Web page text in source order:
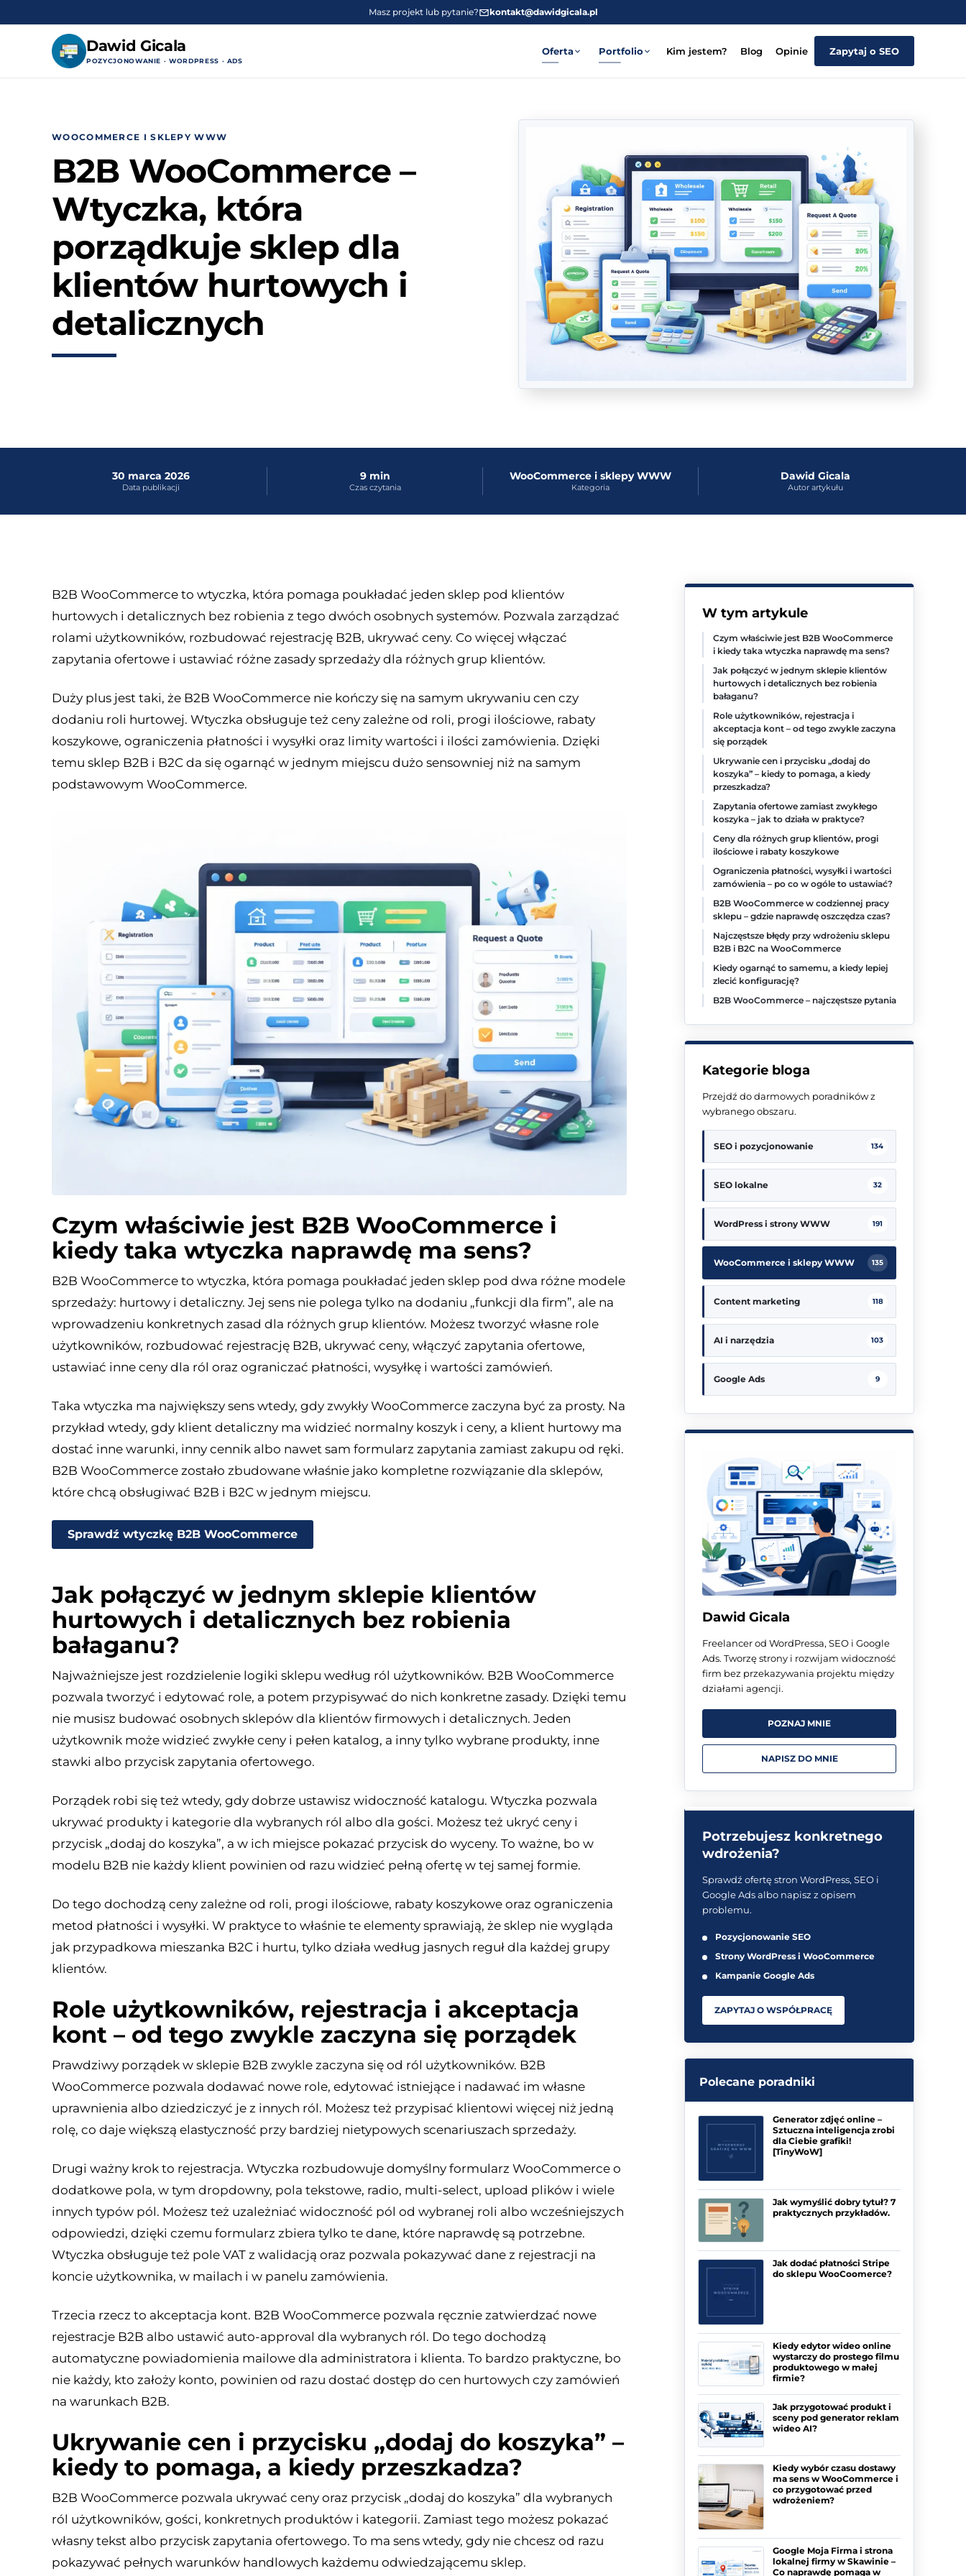
Masz projekt lub pytanie? kontakt@dawidgicala.pl
Dawid Gicala
POZYCJONOWANIE · WORDPRESS · ADS
Oferta Portfolio Kim jestem? Blog Opinie Zapytaj o SEO
WOOCOMMERCE I SKLEPY WWW
B2B WooCommerce –
Wtyczka, która
porządkuje sklep dla
klientów hurtowych i
detalicznych
30 marca 2026
Data publikacji
9 min
Czas czytania
WooCommerce i sklepy WWW
Kategoria
Dawid Gicala
Autor artykułu
B2B WooCommerce to wtyczka, która pomaga poukładać jeden sklep pod klientów
hurtowych i detalicznych bez robienia z tego dwóch osobnych systemów. Pozwala zarządzać
rolami użytkowników, rozbudować rejestrację B2B, ukrywać ceny. Co więcej włączać
zapytania ofertowe i ustawiać różne zasady sprzedaży dla różnych grup klientów.
Duży plus jest taki, że B2B WooCommerce nie kończy się na samym ukrywaniu cen czy
dodaniu roli hurtowej. Wtyczka obsługuje też ceny zależne od roli, progi ilościowe, rabaty
koszykowe, ograniczenia płatności i wysyłki oraz limity wartości i ilości zamówienia. Dzięki
temu sklep B2B i B2C da się ogarnąć w jednym miejscu dużo sensowniej niż na samym
podstawowym WooCommerce.
Czym właściwie jest B2B WooCommerce i
kiedy taka wtyczka naprawdę ma sens?
B2B WooCommerce to wtyczka, która pomaga poukładać jeden sklep pod dwa różne modele
sprzedaży: hurtowy i detaliczny. Jej sens nie polega tylko na dodaniu „funkcji dla firm”, ale na
wprowadzeniu konkretnych zasad dla różnych grup klientów. Możesz tworzyć własne role
użytkowników, rozbudować rejestrację B2B, ukrywać ceny, włączyć zapytania ofertowe,
ustawiać inne ceny dla ról oraz ograniczać płatności, wysyłkę i wartości zamówień.
Taka wtyczka ma największy sens wtedy, gdy zwykły WooCommerce zaczyna być za prosty. Na
przykład wtedy, gdy klient detaliczny ma widzieć normalny koszyk i ceny, a klient hurtowy ma
dostać inne warunki, inny cennik albo nawet sam formularz zapytania zamiast zakupu od ręki.
B2B WooCommerce zostało zbudowane właśnie jako kompletne rozwiązanie dla sklepów,
które chcą obsługiwać B2B i B2C w jednym miejscu.
Sprawdź wtyczkę B2B WooCommerce
Jak połączyć w jednym sklepie klientów
hurtowych i detalicznych bez robienia
bałaganu?
Najważniejsze jest rozdzielenie logiki sklepu według ról użytkowników. B2B WooCommerce
pozwala tworzyć i edytować role, a potem przypisywać do nich konkretne zasady. Dzięki temu
nie musisz budować osobnych sklepów dla klientów firmowych i detalicznych. Jeden
użytkownik może widzieć zwykłe ceny i pełen katalog, a inny tylko wybrane produkty, inne
stawki albo przycisk zapytania ofertowego.
Porządek robi się też wtedy, gdy dobrze ustawisz widoczność katalogu. Wtyczka pozwala
ukrywać produkty i kategorie dla wybranych ról albo dla gości. Możesz też ukryć ceny i
przycisk „dodaj do koszyka”, a w ich miejsce pokazać przycisk do wyceny. To ważne, bo w
modelu B2B nie każdy klient powinien od razu widzieć pełną ofertę w tej samej formie.
Do tego dochodzą ceny zależne od roli, progi ilościowe, rabaty koszykowe oraz ograniczenia
metod płatności i wysyłki. W praktyce to właśnie te elementy sprawiają, że sklep nie wygląda
jak przypadkowa mieszanka B2C i hurtu, tylko działa według jasnych reguł dla każdej grupy
klientów.
Role użytkowników, rejestracja i akceptacja
kont – od tego zwykle zaczyna się porządek
Prawdziwy porządek w sklepie B2B zwykle zaczyna się od ról użytkowników. B2B
WooCommerce pozwala dodawać nowe role, edytować istniejące i nadawać im własne
uprawnienia albo dziedziczyć je z innych ról. Możesz też przypisać klientowi więcej niż jedną
rolę, co daje większą elastyczność przy bardziej nietypowych scenariuszach sprzedaży.
Drugi ważny krok to rejestracja. Wtyczka rozbudowuje domyślny formularz WooCommerce o
dodatkowe pola, w tym dropdowny, pola tekstowe, radio, multi-select, upload plików i wiele
innych typów pól. Możesz też uzależniać widoczność pól od wybranej roli albo wcześniejszych
odpowiedzi, dzięki czemu formularz zbiera tylko te dane, które naprawdę są potrzebne.
Wtyczka obsługuje też pole VAT z walidacją oraz pozwala pokazywać dane z rejestracji na
koncie użytkownika, w mailach i w panelu zamówienia.
Trzecia rzecz to akceptacja kont. B2B WooCommerce pozwala ręcznie zatwierdzać nowe
rejestracje B2B albo ustawić auto-approval dla wybranych ról. Do tego dochodzą
automatyczne powiadomienia mailowe dla administratora i klienta. To bardzo praktyczne, bo
nie każdy, kto założy konto, powinien od razu dostać dostęp do cen hurtowych czy zamówień
na warunkach B2B.
Ukrywanie cen i przycisku „dodaj do koszyka” –
kiedy to pomaga, a kiedy przeszkadza?
B2B WooCommerce pozwala ukrywać ceny oraz przycisk „dodaj do koszyka” dla wybranych
ról użytkowników, gości, konkretnych produktów i kategorii. Zamiast tego możesz pokazać
własny tekst albo przycisk zapytania ofertowego. To ma sens wtedy, gdy nie chcesz od razu
pokazywać pełnych warunków handlowych każdemu odwiedzającemu sklep.
W tym artykule
Czym właściwie jest B2B WooCommerce
i kiedy taka wtyczka naprawdę ma sens?
Jak połączyć w jednym sklepie klientów
hurtowych i detalicznych bez robienia
bałaganu?
Role użytkowników, rejestracja i
akceptacja kont – od tego zwykle zaczyna
się porządek
Ukrywanie cen i przycisku „dodaj do
koszyka” – kiedy to pomaga, a kiedy
przeszkadza?
Zapytania ofertowe zamiast zwykłego
koszyka – jak to działa w praktyce?
Ceny dla różnych grup klientów, progi
ilościowe i rabaty koszykowe
Ograniczenia płatności, wysyłki i wartości
zamówienia – po co w ogóle to ustawiać?
B2B WooCommerce w codziennej pracy
sklepu – gdzie naprawdę oszczędza czas?
Najczęstsze błędy przy wdrożeniu sklepu
B2B i B2C na WooCommerce
Kiedy ogarnąć to samemu, a kiedy lepiej
zlecić konfigurację?
B2B WooCommerce – najczęstsze pytania
Kategorie bloga
Przejdź do darmowych poradników z
wybranego obszaru.
SEO i pozycjonowanie 134
SEO lokalne 32
WordPress i strony WWW 191
WooCommerce i sklepy WWW 135
Content marketing 118
AI i narzędzia 103
Google Ads 9
Dawid Gicala
Freelancer od WordPressa, SEO i Google
Ads. Tworzę strony i rozwijam widoczność
firm bez przekazywania projektu między
działami agencji.
POZNAJ MNIE
NAPISZ DO MNIE
Potrzebujesz konkretnego
wdrożenia?
Sprawdź ofertę stron WordPress, SEO i
Google Ads albo napisz z opisem
problemu.
Pozycjonowanie SEO
Strony WordPress i WooCommerce
Kampanie Google Ads
ZAPYTAJ O WSPÓŁPRACĘ
Polecane poradniki
Generator zdjęć online –
Sztuczna inteligencja zrobi
dla Ciebie grafiki!
[TinyWoW]
Jak wymyślić dobry tytuł? 7
praktycznych przykładów.
Jak dodać płatności Stripe
do sklepu WooCoomerce?
Kiedy edytor wideo online
wystarczy do prostego filmu
produktowego w małej
firmie?
Jak przygotować produkt i
sceny pod generator reklam
wideo AI?
Kiedy wybór czasu dostawy
ma sens w WooCommerce i
co przygotować przed
wdrożeniem?
Google Moja Firma i strona
lokalnej firmy w Skawinie –
Co naprawdę pomaga w